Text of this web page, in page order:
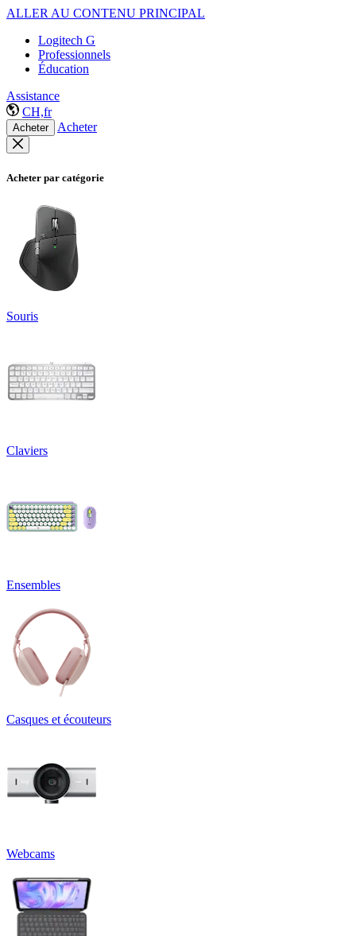
ALLER AU CONTENU PRINCIPAL
Logitech G
Professionnels
Éducation
Assistance
CH,fr
Acheter Acheter
Acheter par catégorie
Souris
Claviers
Ensembles
Casques et écouteurs
Webcams